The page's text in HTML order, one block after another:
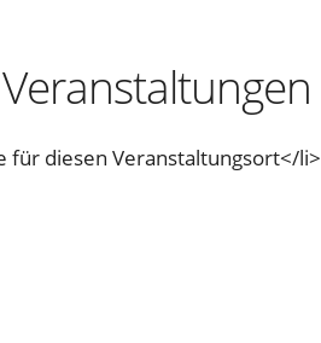
für diesen Veranstaltungsort</li>